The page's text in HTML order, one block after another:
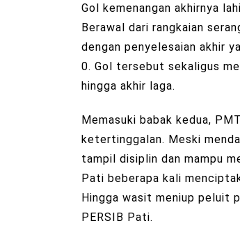
Gol kemenangan akhirnya
Berawal dari rangkaian
dengan penyelesaian akhir
0. Gol tersebut sekaligus
hingga akhir laga.
Memasuki babak kedua,
ketertinggalan. Meski
tampil disiplin dan mampu
Pati beberapa kali
Hingga wasit meniup peluit
PERSIB Pati.